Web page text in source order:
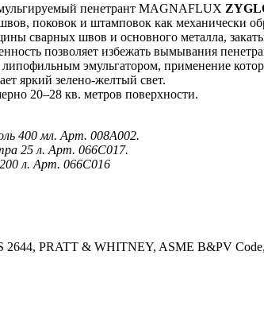
пенетрант MAGNAFLUX
поковок и штамповок как механически
сварных швов и основного металла,
позволяет избежать вымывания
эмульгатором, применение
яркий зелено-желтый свет.
20–28 кв. метров поверхности.
400 мл. Арт. 008А002.
25 л. Арт. 066С017.
л. Арт. 066С016
2644, PRATT & WHITNEY, ASME B&PV